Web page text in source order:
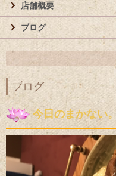
店舗概要
ブログ
ブログ
今日のまかない。